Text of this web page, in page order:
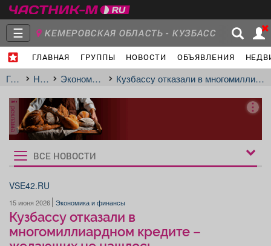
☰ КЕМЕРОВСКАЯ ОБЛАСТЬ - КУЗБАСС
ГЛАВНАЯ ГРУППЫ НОВОСТИ ОБЪЯВЛЕНИЯ
Главная
Группы
Объявления Недвижимость Услуги
Работа
ГлавнаяНовостиЭкономика и финансы Кузбассу отказали в многомиллиардном кредите – желающих не нашлось
реклама
Рукбрики
новостей
ВСЕ НОВОСТИ
VSE42.RU
15 июня 2026 Экономика и финансы
Кузбассу отказали в
многомиллиардном кредите –